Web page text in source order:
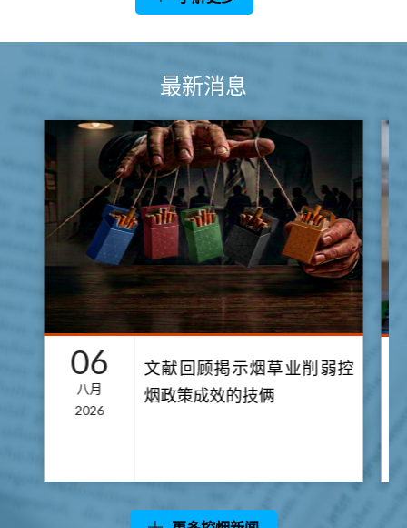
最新消息
06
八月
2026
文献回顾掲示烟草业削弱控
烟政策成效的技俩